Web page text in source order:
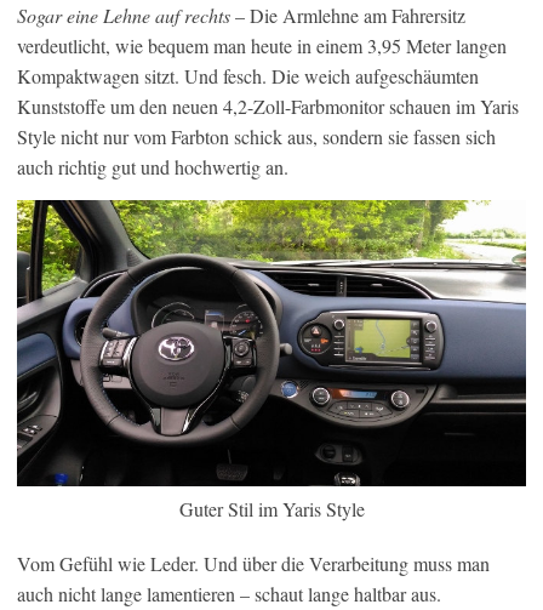
Sogar eine Lehne auf rechts– Die Armlehne am Fahrersitz
verdeutlicht, wie bequem man heute in einem 3,95 Meter langen
Kompaktwagen sitzt. Und fesch. Die weich aufgeschäumten
Kunststoffe um den neuen 4,2-Zoll-Farbmonitor schauen im Yaris
Style nicht nur vom Farbton schick aus, sondern sie fassen sich
auch richtig gut und hochwertig an.
Guter Stil im Yaris Style
Vom Gefühl wie Leder. Und über die Verarbeitung muss man
auch nicht lange lamentieren – schaut lange haltbar aus.